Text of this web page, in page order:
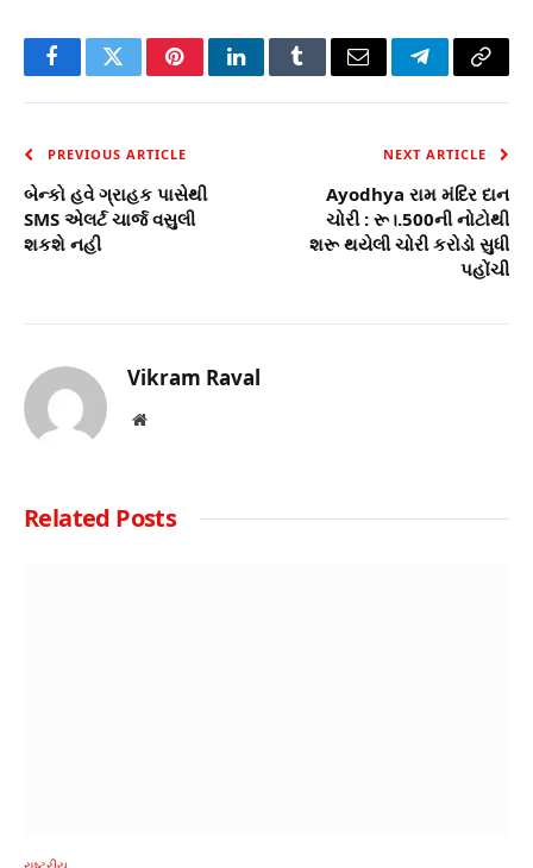
FacebookTwitterPinterestLinkedInTumblrEmail TelegramCopy
PREVIOUS ARTICLE
બેન્કો હવે ગ્રાહક પાસેથી
SMS એલર્ટ ચાર્જ વસુલી
શકશે નહી
NEXT ARTICLE
Ayodhya રામ મંદિર દાન
ચોરી : રૂ।.500ની નોટોથી
શરૂ થયેલી ચોરી કરોડો સુધી
પહોંચી
Vikram Raval
Website
Related Posts